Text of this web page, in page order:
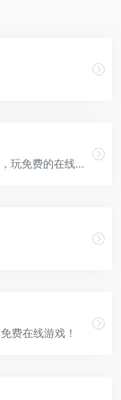
KBH Games - Play Free Online Web Games，玩免费的在线游戏！
费在线游戏！